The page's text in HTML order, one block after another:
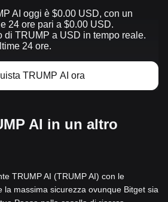
AI oggi è $0.00 USD, con un
24 ore pari a $0.00 USD.
di TRUMP a USD in tempo reale.
24 ore.
TRUMP AI ora
AI in un altro
TRUMP AI (TRUMP AI) con le
la massima sicurezza ovunque Bitget sia